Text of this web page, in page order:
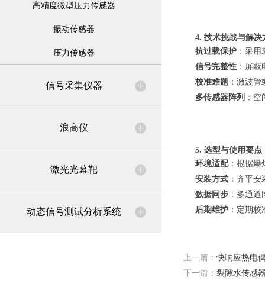
高精度微型压力传感器
振动传感器
压力传感器
信号采集仪器
浪高仪
激光光幕靶
动态信号测试分析系统
4. 技术挑战与解决
抗过载保护 ：采
信号完整性 ：屏
校准难题 ：激波
多传感器阵列 ：
5. 选型与使用要点
环境适配：根据爆
安装方式 ：齐平
数据同步 ：多通
后期维护 ：定期
上一篇：快响应热电
下一篇： 裂隙水传感